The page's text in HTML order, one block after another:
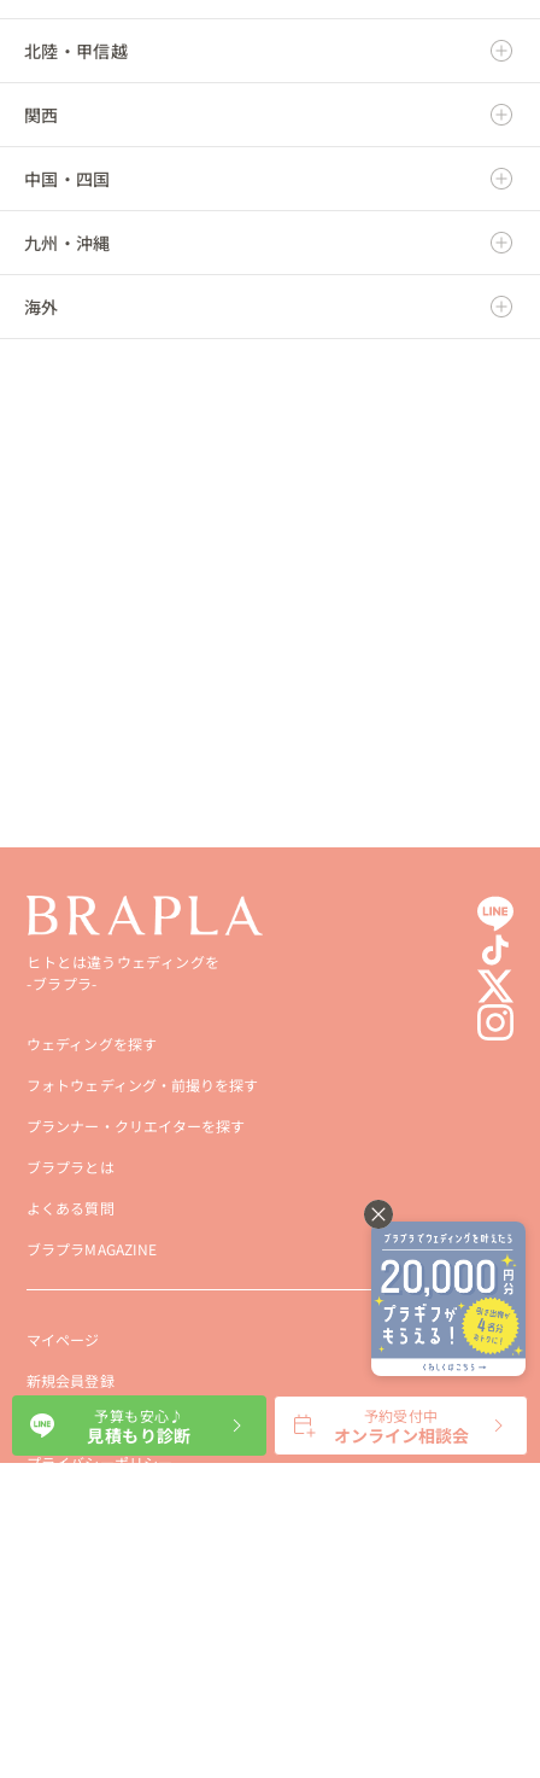
宮城県
秋田県
山形県
福島県
栃木県
群馬県
埼玉県
千葉県
東京都
岐阜県
静岡県
愛知県
三重県
北陸・甲信越
新潟県
富山県
石川県
福井県
関西
滋賀県
京都府
大阪府
中国・四国
鳥取県
島根県
九州・沖縄
福岡県
海外
ヒトとは違うウェディングを
-ブラプラ-
ウェディングを探す
フォトウェディング・前撮りを探す
プランナー・クリエイターを探す
ブラプラとは
よくある質問
ブラプラMAGAZINE
マイページ
新規会員登録
会社概要
プライバシーポリシー
予算も安心♪
見積もり診断
予約受付中
オンライン相談会